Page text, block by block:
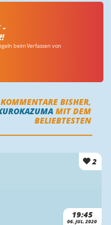
-
beim Verfassen von
BISHER,
MIT DEM
BELIEBTESTEN
2
19:45
06. JUL. 2020